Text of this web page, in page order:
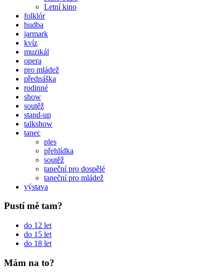
Letní kino
folklór
hudba
jarmark
kvíz
muzikál
opera
pro mládež
přednáška
rodinné
show
soutěž
stand-up
talkshow
tanec
ples
přehlídka
soutěž
taneční pro dospělé
taneční pro mládež
výstava
Pustí mě tam?
do 12 let
do 15 let
do 18 let
Mám na to?